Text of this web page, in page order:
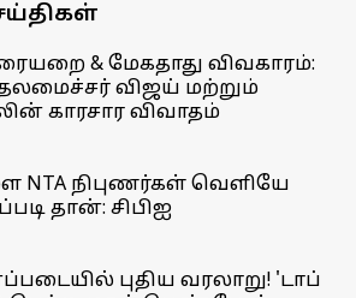
& மேகதாது விவகாரம்:
விஜய் மற்றும்
காரசார விவாதம்
NTA நிபுணர்கள் வெளியே
தான்: சிபிஐ
புதிய வரலாறு! 'டாப்